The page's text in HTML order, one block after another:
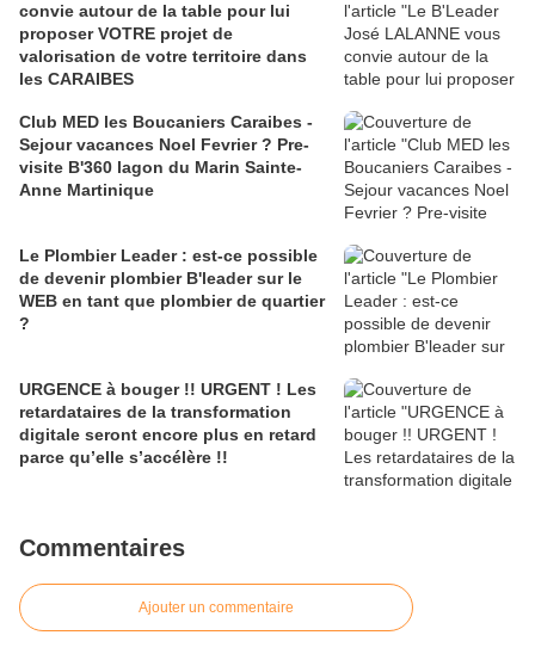
convie autour de la table pour lui
proposer VOTRE projet de
valorisation de votre territoire dans
les CARAIBES
Club MED les Boucaniers Caraibes -
Sejour vacances Noel Fevrier ? Pre-
visite B'360 lagon du Marin Sainte-
Anne Martinique
Le Plombier Leader : est-ce possible
de devenir plombier B'leader sur le
WEB en tant que plombier de quartier
?
URGENCE à bouger !! URGENT ! Les
retardataires de la transformation
digitale seront encore plus en retard
parce qu’elle s’accélère !!
Commentaires
Ajouter un commentaire